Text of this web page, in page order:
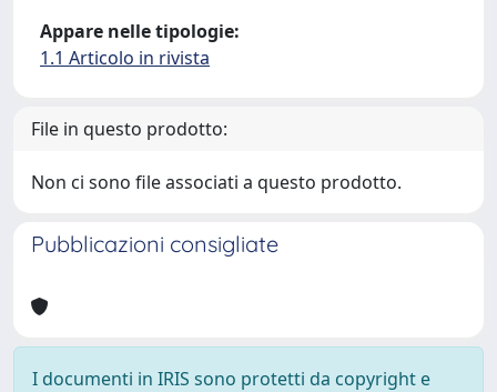
Appare nelle tipologie:
1.1 Articolo in rivista
File in questo prodotto:
Non ci sono file associati a questo prodotto.
Pubblicazioni consigliate
I documenti in IRIS sono protetti da copyright e